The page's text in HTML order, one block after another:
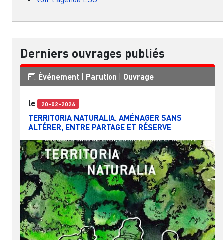
Derniers ouvrages publiés
Événement | Parution | Ouvrage
le 20-02-2026
TERRITORIA NATURALIA. AMÉNAGER SANS
ALTÉRER, ENTRE PARTAGE ET RÉSERVE